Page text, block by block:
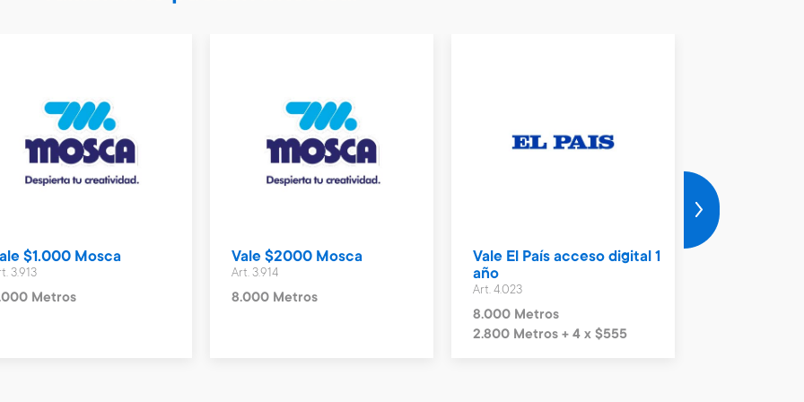
$1.000 Mosca
3.913
Metros
Vale $2000 Mosca
Art. 3.914
8.000 Metros
Vale El País acceso digital 1
año
Art. 4.023
8.000 Metros
2.800 Metros + 4 x $555